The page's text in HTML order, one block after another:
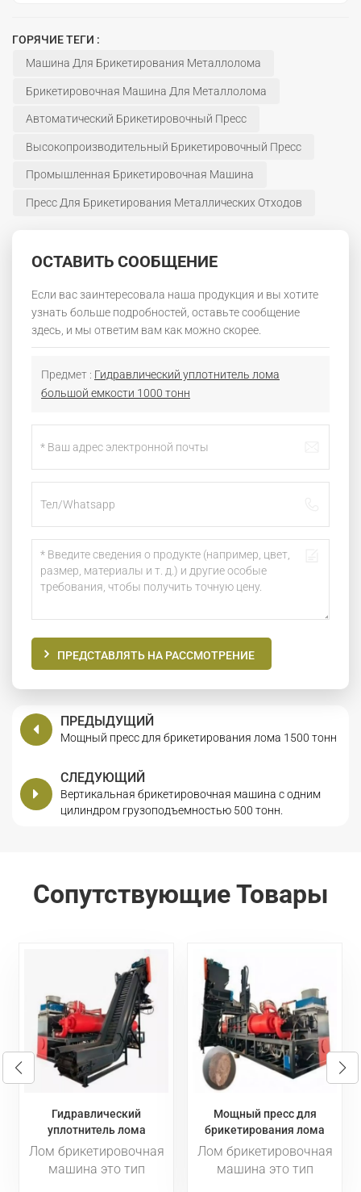
ГОРЯЧИЕ ТЕГИ :
Машина Для Брикетирования Металлолома
Брикетировочная Машина Для Металлолома
Автоматический Брикетировочный Пресс
Высокопроизводительный Брикетировочный Пресс
Промышленная Брикетировочная Машина
Пресс Для Брикетирования Металлических Отходов
ОСТАВИТЬ СООБЩЕНИЕ
Если вас заинтересовала наша продукция и вы хотите
узнать больше подробностей, оставьте сообщение
здесь, и мы ответим вам как можно скорее.
Предмет : Гидравлический уплотнитель лома
большой емкости 1000 тонн
ПРЕДСТАВЛЯТЬ НА РАССМОТРЕНИЕ
ПРЕДЫДУЩИЙ
Мощный пресс для брикетирования лома 1500 тонн
СЛЕДУЮЩИЙ
Вертикальная брикетировочная машина с одним
цилиндром грузоподъемностью 500 тонн.
Сопутствующие Товары
Мощный пресс для
брикетирования лома
1500 тонн
Лом брикетировочная
машина это тип
Пресс для
брикетирования лома под
давлением 125 тонн
Лом брикетировочная
машина Оборудование